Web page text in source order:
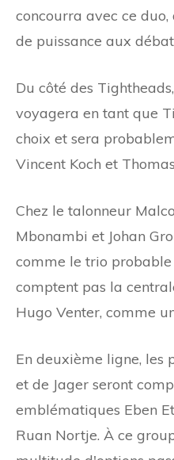
concourra avec ce
de puissance aux
Du côté des
voyagera en tant que
choix et sera
Vincent Koch et
Chez le talonneur
Mbonambi et Johan
comme le trio probable
comptent pas la
Hugo Venter, comme
En deuxième ligne, les
et de Jager seront
emblématiques Eben
Ruan Nortje. À ce